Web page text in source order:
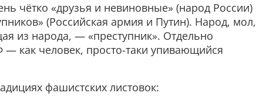
чётко «друзья и невиновные» (народ России)
(Российская армия и Путин). Народ, мол,
из народа, — «преступник». Отдельно
как человек, просто-таки упивающийся
фашистских листовок: